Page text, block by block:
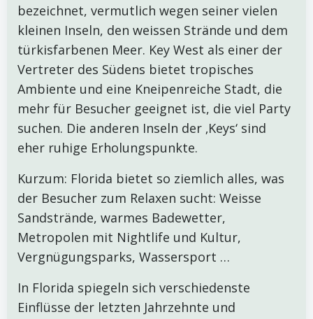
bezeichnet, vermutlich wegen seiner vielen
kleinen Inseln, den weissen Strände und dem
türkisfarbenen Meer. Key West als einer der
Vertreter des Südens bietet tropisches
Ambiente und eine Kneipenreiche Stadt, die
mehr für Besucher geeignet ist, die viel Party
suchen. Die anderen Inseln der ‚Keys‘ sind
eher ruhige Erholungspunkte.
Kurzum: Florida bietet so ziemlich alles, was
der Besucher zum Relaxen sucht: Weisse
Sandstrände, warmes Badewetter,
Metropolen mit Nightlife und Kultur,
Vergnügungsparks, Wassersport …
In Florida spiegeln sich verschiedenste
Einflüsse der letzten Jahrzehnte und